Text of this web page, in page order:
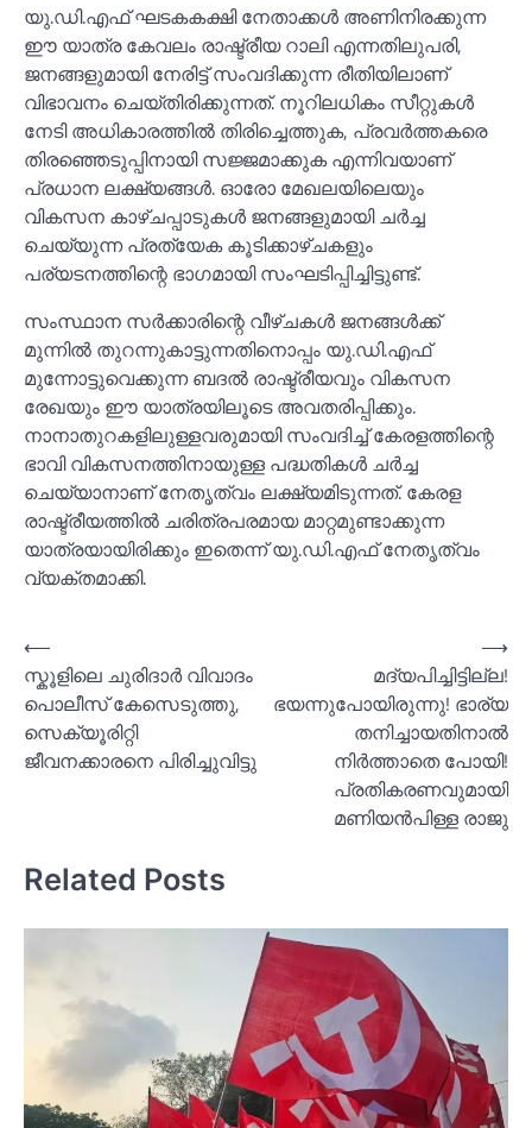
യു.ഡി.എഫ് ഘടകകക്ഷി നേതാക്കള്‍ അണിനിരക്കുന്ന
ഈ യാത്ര കേവലം രാഷ്ട്രീയ റാലി എന്നതിലുപരി,
ജനങ്ങളുമായി നേരിട്ട് സംവദിക്കുന്ന രീതിയിലാണ്
വിഭാവനം ചെയ്തിരിക്കുന്നത്. നൂറിലധികം സീറ്റുകള്‍
നേടി അധികാരത്തില്‍ തിരിച്ചെത്തുക, പ്രവർത്തകരെ
തിരഞ്ഞെടുപ്പിനായി സജ്ജമാക്കുക എന്നിവയാണ്
പ്രധാന ലക്ഷ്യങ്ങള്‍. ഓരോ മേഖലയിലെയും
വികസന കാഴ്ചപ്പാടുകള്‍ ജനങ്ങളുമായി ചർച്ച
ചെയ്യുന്ന പ്രത്യേക കൂടിക്കാഴ്ചകളും
പര്യടനത്തിന്റെ ഭാഗമായി സംഘടിപ്പിച്ചിട്ടുണ്ട്.
സംസ്ഥാന സർക്കാരിന്റെ വീഴ്ചകള്‍ ജനങ്ങള്‍ക്ക്
മുന്നില്‍ തുറന്നുകാട്ടുന്നതിനൊപ്പം യു.ഡി.എഫ്
മുന്നോട്ടുവെക്കുന്ന ബദല്‍ രാഷ്ട്രീയവും വികസന
രേഖയും ഈ യാത്രയിലൂടെ അവതരിപ്പിക്കും.
നാനാതുറകളിലുള്ളവരുമായി സംവദിച്ച്‌ കേരളത്തിന്റെ
ഭാവി വികസനത്തിനായുള്ള പദ്ധതികള്‍ ചർച്ച
ചെയ്യാനാണ് നേതൃത്വം ലക്ഷ്യമിടുന്നത്. കേരള
രാഷ്ട്രീയത്തില്‍ ചരിത്രപരമായ മാറ്റമുണ്ടാക്കുന്ന
യാത്രയായിരിക്കും ഇതെന്ന് യു.ഡി.എഫ് നേതൃത്വം
വ്യക്തമാക്കി.
Post
navigation
⟵
സ്കൂളിലെ ചുരിദാര്‍ വിവാദം
പൊലീസ് കേസെടുത്തു,
സെക്യൂരിറ്റി
ജീവനക്കാരനെ പിരിച്ചുവിട്ടു
മദ്യപിച്ചിട്ടില്ല!
ഭയന്നുപോയിരുന്നു! ഭാര്യ
തനിച്ചായതിനാല്‍
നിര്‍ത്താതെ പോയി!
പ്രതികരണവുമായി
മണിയന്‍പിള്ള രാജു
⟶
Related Posts